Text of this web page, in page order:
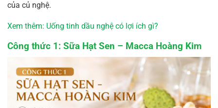
của củ nghệ.
Xem thêm: Uống tinh dầu nghệ có lợi ích gì?
Công thức 1: Sữa Hạt Sen – Macca Hoàng Kim